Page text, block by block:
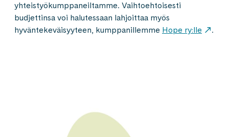
yhteistyökumppaneiltamme. Vaihtoehtoisesti
budjettinsa voi halutessaan lahjoittaa myös
hyväntekeväisyyteen, kumppanillemme Hope ry:lle .